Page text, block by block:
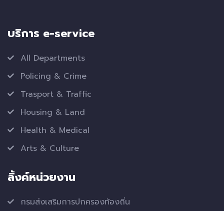
บริการ e-service
All Departments
Policing & Crime
Trasport & Traffic
Housing & Land
Health & Medical
Arts & Culture
ลิ้งค์หน่วยงาน
กรมส่งเสริมการปกครองท้องถิ่น